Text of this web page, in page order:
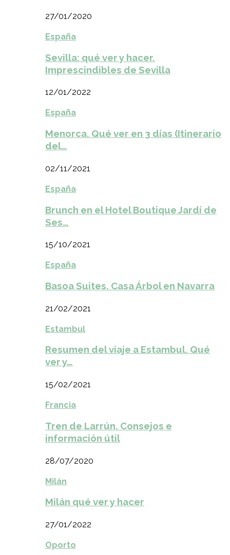
27/01/2020
España
Sevilla: qué ver y hacer.
Imprescindibles de Sevilla
12/01/2022
España
Menorca. Qué ver en 3 días (Itinerario
del…
02/11/2021
España
Brunch en el Hotel Boutique Jardí de
Ses…
15/10/2021
España
Basoa Suites. Casa Árbol en Navarra
21/02/2021
Estambul
Resumen del viaje a Estambul. Qué
ver y…
15/02/2021
Francia
Tren de Larrún. Consejos e
información útil
28/07/2020
Milán
Milán qué ver y hacer
27/01/2022
Oporto